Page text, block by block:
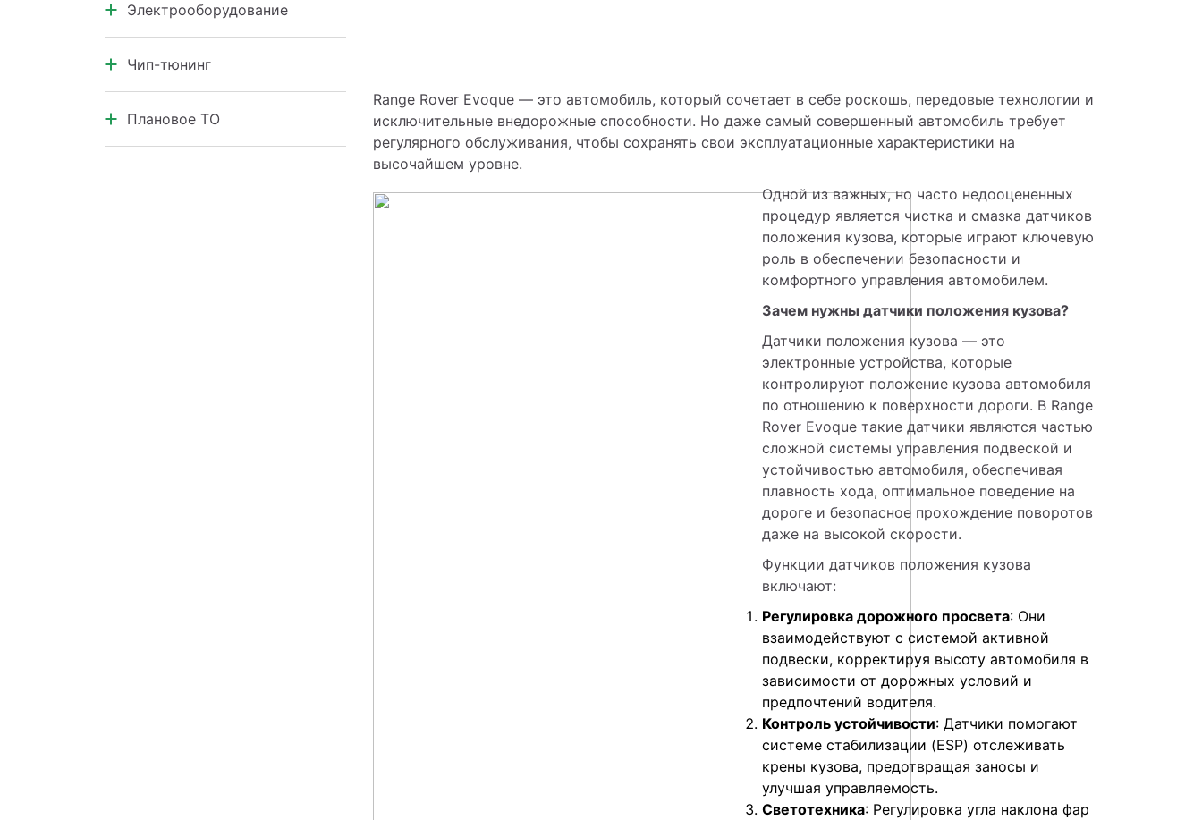
Range Rover Evoque — это автомобиль, который сочетает в себе роскошь, передовые технологии и
исключительные внедорожные способности. Но даже самый совершенный автомобиль требует
регулярного обслуживания, чтобы сохранять свои эксплуатационные характеристики на
высочайшем уровне.
Одной из важных, но часто недооцененных
процедур является чистка и смазка датчиков
положения кузова, которые играют ключевую
роль в обеспечении безопасности и
комфортного управления автомобилем.
Зачем нужны датчики положения кузова?
Датчики положения кузова — это
электронные устройства, которые
контролируют положение кузова автомобиля
по отношению к поверхности дороги. В Range
Rover Evoque такие датчики являются частью
сложной системы управления подвеской и
устойчивостью автомобиля, обеспечивая
плавность хода, оптимальное поведение на
дороге и безопасное прохождение поворотов
даже на высокой скорости.
Функции датчиков положения кузова
включают:
Регулировка дорожного просвета: Они
взаимодействуют с системой активной
подвески, корректируя высоту автомобиля в
зависимости от дорожных условий и
предпочтений водителя.
Контроль устойчивости: Датчики помогают
системе стабилизации (ESP) отслеживать
крены кузова, предотвращая заносы и
улучшая управляемость.
Светотехника: Регулировка угла наклона фар
Электрооборудование
Электрооборудование
Чип-тюнинг
Чип-тюнинг
Плановое ТО
Техническое обслуживание